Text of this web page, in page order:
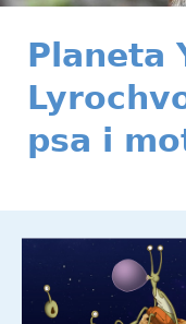
Planeta
psa i